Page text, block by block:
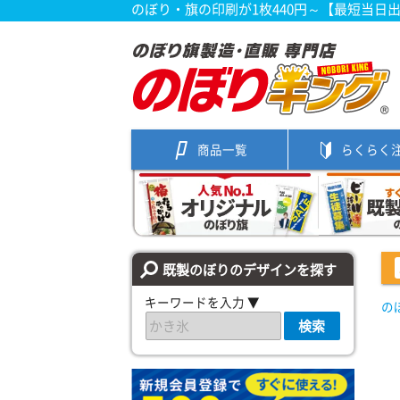
のぼり・旗の印刷が1枚440円～【最短当日
商品一覧 らくらく
既製のぼりのデザインを探す
キーワードを入力 ▼
検索
の